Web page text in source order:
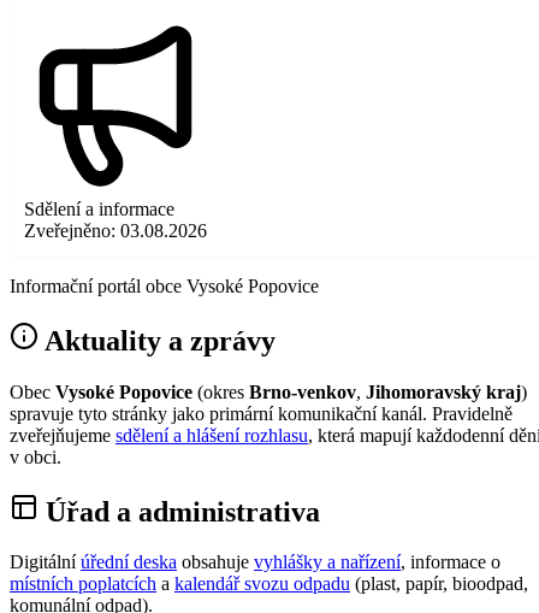
Sdělení a informace
Zveřejněno: 03.08.2026
Informační portál obce Vysoké Popovice
Aktuality a zprávy
Obec Vysoké Popovice (okres Brno-venkov, Jihomoravský kraj)
spravuje tyto stránky jako primární komunikační kanál. Pravidelně
zveřejňujeme sdělení a hlášení rozhlasu, která mapují každodenní
v obci.
Úřad a administrativa
Digitální úřední deska obsahuje vyhlášky a nařízení, informace o
místních poplatcích a kalendář svozu odpadu (plast, papír, bioodpad,
komunální odpad).